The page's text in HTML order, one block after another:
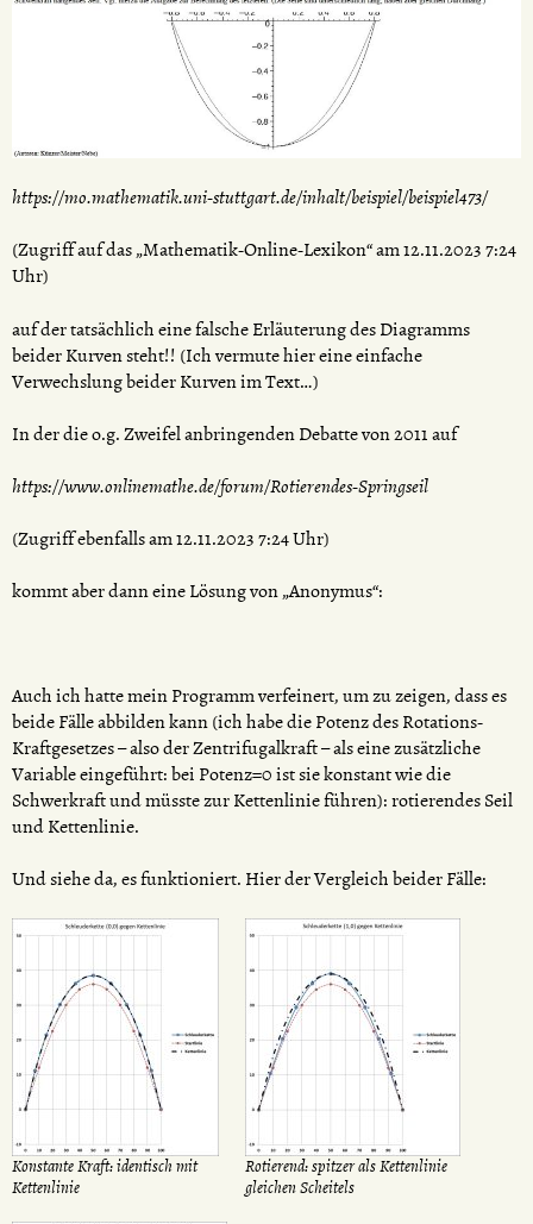
https://mo.mathematik.uni-stuttgart.de/inhalt/beispiel/beispiel473/
(Zugriff auf das „Mathematik-Online-Lexikon“ am 12.11.2023 7:24
Uhr)
auf der tatsächlich eine falsche Erläuterung des Diagramms
beider Kurven steht!! (Ich vermute hier eine einfache
Verwechslung beider Kurven im Text…)
In der die o.g. Zweifel anbringenden Debatte von 2011 auf
https://www.onlinemathe.de/forum/Rotierendes-Springseil
(Zugriff ebenfalls am 12.11.2023 7:24 Uhr)
kommt aber dann eine Lösung von „Anonymus“:
Auch ich hatte mein Programm verfeinert, um zu zeigen, dass es
beide Fälle abbilden kann (ich habe die Potenz des Rotations-
Kraftgesetzes – also der Zentrifugalkraft – als eine zusätzliche
Variable eingeführt: bei Potenz=0 ist sie konstant wie die
Schwerkraft und müsste zur Kettenlinie führen): rotierendes Seil
und Kettenlinie.
Und siehe da, es funktioniert. Hier der Vergleich beider Fälle:
Konstante Kraft: identisch mit
Kettenlinie
Rotierend: spitzer als Kettenlinie
gleichen Scheitels